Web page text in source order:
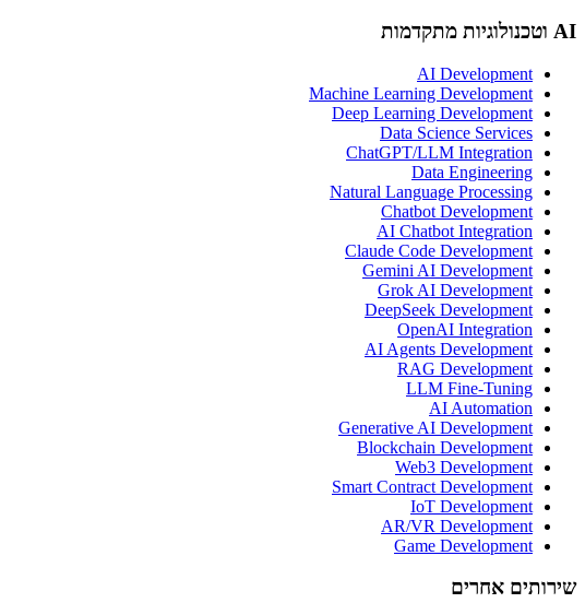
AI וטכנולוגיות מתקדמות
AI Development
Machine Learning Development
Deep Learning Development
Data Science Services
ChatGPT/LLM Integration
Data Engineering
Natural Language Processing
Chatbot Development
AI Chatbot Integration
Claude Code Development
Gemini AI Development
Grok AI Development
DeepSeek Development
OpenAI Integration
AI Agents Development
RAG Development
LLM Fine-Tuning
AI Automation
Generative AI Development
Blockchain Development
Web3 Development
Smart Contract Development
IoT Development
AR/VR Development
Game Development
שירותים אחרים